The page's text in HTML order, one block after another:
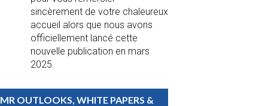
sincèrement de votre chaleureux
accueil alors que nous avons
officiellement lancé cette
nouvelle publication en mars
2025.
OUTLOOKS, WHITE PAPERS &